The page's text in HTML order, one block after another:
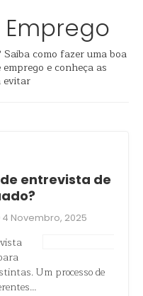
como fazer uma boa
e conheça as
evitar
entrevista de
4 Novembro, 2025
Um processo de